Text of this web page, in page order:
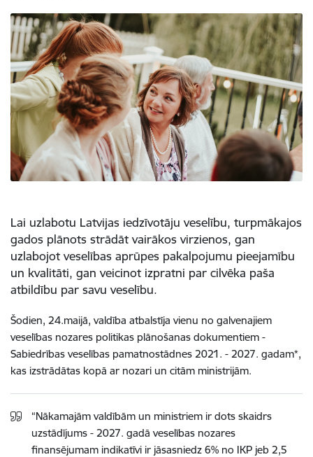
Lai uzlabotu Latvijas iedzīvotāju veselību, turpmākajos
gados plānots strādāt vairākos virzienos, gan
uzlabojot veselības aprūpes pakalpojumu pieejamību
un kvalitāti, gan veicinot izpratni par cilvēka paša
atbildību par savu veselību.
Šodien, 24.maijā, valdība atbalstīja vienu no galvenajiem
veselības nozares politikas plānošanas dokumentiem -
Sabiedrības veselības pamatnostādnes 2021. - 2027. gadam*,
kas izstrādātas kopā ar nozari un citām ministrijām.
“Nākamajām valdībām un ministriem ir dots skaidrs
uzstādījums - 2027. gadā veselības nozares
finansējumam indikatīvi ir jāsasniedz 6% no IKP jeb 2,5